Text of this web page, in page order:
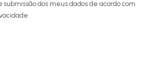
submissão dos meus dados de acordo com